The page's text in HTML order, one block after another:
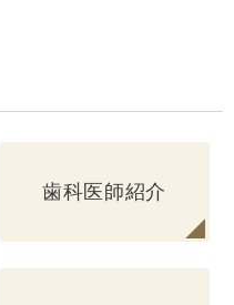
歯科医師紹介